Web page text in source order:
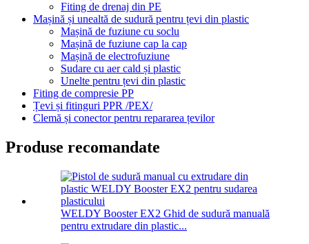
Fiting de drenaj din PE
Mașină și unealtă de sudură pentru țevi din plastic
Mașină de fuziune cu soclu
Mașină de fuziune cap la cap
Mașină de electrofuziune
Sudare cu aer cald și plastic
Unelte pentru țevi din plastic
Fiting de compresie PP
Țevi și fitinguri PPR /PEX/
Clemă și conector pentru repararea țevilor
Produse recomandate
WELDY Booster EX2 Ghid de sudură manuală
pentru extrudare din plastic...